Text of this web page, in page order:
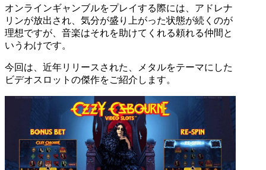
オンラインギャンブルをプレイする際には、アドレナ
リンが放出され、気分が盛り上がった状態が続くのが
理想ですが、音楽はそれを助けてくれる頼れる仲間と
いうわけです。
今回は、近年リリースされた、メタルをテーマにした
ビデオスロットの傑作をご紹介します。